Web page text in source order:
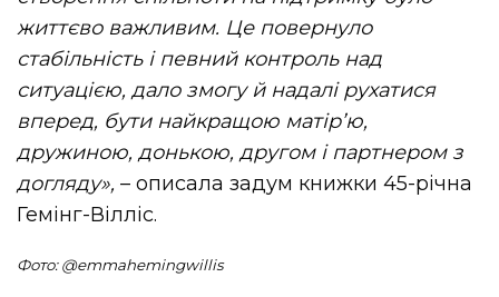
життєво важливим. Це повернуло
стабільність і певний контроль над
ситуацією, дало змогу й надалі рухатися
вперед, бути найкращою матір’ю,
дружиною, донькою, другом і партнером з
догляду», – описала задум книжки 45-річна
Гемінг-Вілліс.
Фото: @emmahemingwillis